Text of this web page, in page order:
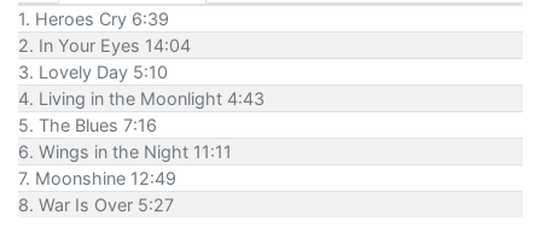
1. Heroes Cry 6:39
2. In Your Eyes 14:04
3. Lovely Day 5:10
4. Living in the Moonlight 4:43
5. The Blues 7:16
6. Wings in the Night 11:11
7. Moonshine 12:49
8. War Is Over 5:27